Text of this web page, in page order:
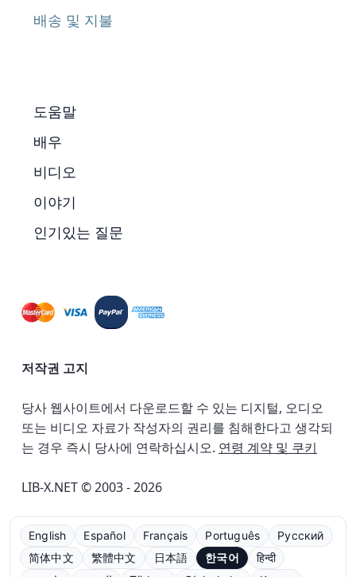
배송 및 지불
도움말
배우
비디오
이야기
인기있는 질문
저작권 고지
당사 웹사이트에서 다운로드할 수 있는 디지털, 오디오
또는 비디오 자료가 작성자의 권리를 침해한다고 생각되
는 경우 즉시 당사에 연락하십시오. 연령 계약 및 쿠키
LIB-X.NET © 2003 - 2026
English Español Français Português
Русский
简体中文
繁體中文 日本語 한국어
हिन्दी